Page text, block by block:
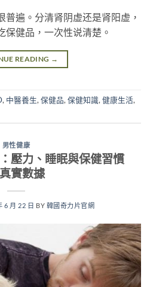
普遍。分清肾阴虚还是肾阳虚，
保健品，一次性说清楚。
READING →
, 中醫養生,保健品,保健知識,健康生活,
男性健康
壓力、睡眠與保健習慣
實數據
6 月 22 日 BY 韓國奇力片官網